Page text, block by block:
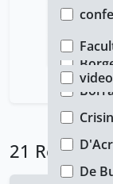
De
cours
Faculté
Type de
video
21 Résultats